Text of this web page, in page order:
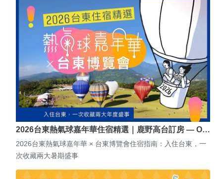
2026台東熱氣球嘉年華住宿精選｜鹿野高台訂房 — O…
2026台東熱氣球嘉年華 × 台東博覽會住宿指南：入住台東，一
次收藏兩大暑期盛事